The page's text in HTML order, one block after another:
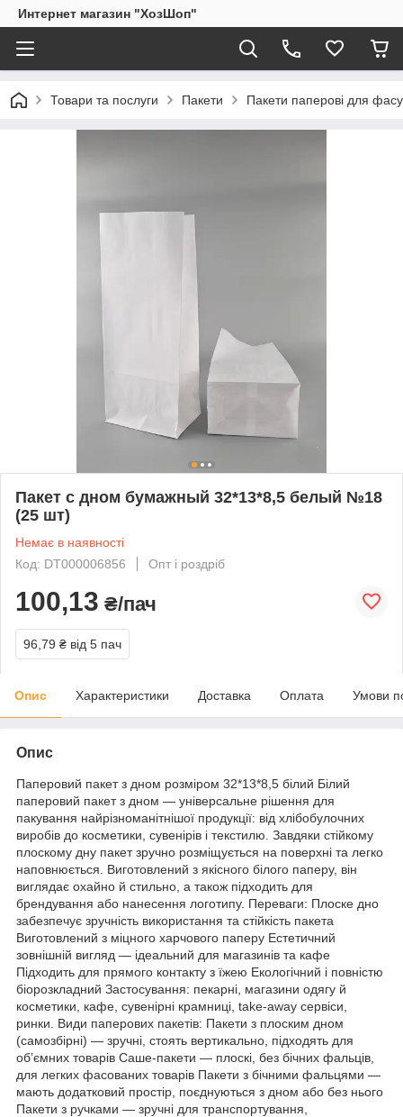
Интернет магазин "ХозШоп"
Товари та послуги Пакети Пакети паперові для
Пакет с дном бумажный 32*13*8,5 белый №18
(25 шт)
Немає в наявності
Код: DT000006856
Опт і роздріб
100,13 ₴/пач
96,79 ₴ від 5 пач
Опис Характеристики Доставка Оплата Умови
Опис
Паперовий пакет з дном розміром 32*13*8,5 білий Білий
паперовий пакет з дном — універсальне рішення для
пакування найрізноманітнішої продукції: від хлібобулочних
виробів до косметики, сувенірів і текстилю. Завдяки стійкому
плоскому дну пакет зручно розміщується на поверхні та легко
наповнюється. Виготовлений з якісного білого паперу, він
виглядає охайно й стильно, а також підходить для
брендування або нанесення логотипу. Переваги: Плоске дно
забезпечує зручність використання та стійкість пакета
Виготовлений з міцного харчового паперу Естетичний
зовнішній вигляд — ідеальний для магазинів та кафе
Підходить для прямого контакту з їжею Екологічний і повністю
біорозкладний Застосування: пекарні, магазини одягу й
косметики, кафе, сувенірні крамниці, take-away сервіси,
ринки. Види паперових пакетів: Пакети з плоским дном
(самозбірні) — зручні, стоять вертикально, підходять для
об’ємних товарів Саше-пакети — плоскі, без бічних фальців,
для легких фасованих товарів Пакети з бічними фальцями —
мають додатковий простір, поєднуються з дном або без нього
Пакети з ручками — зручні для транспортування,